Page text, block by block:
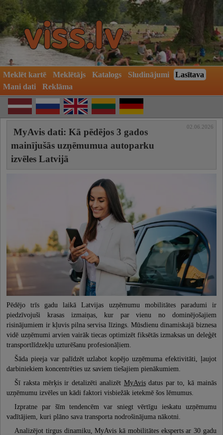
Meklēt kartē Meklētājs Katalogs Sludinājumi
Lasītava
Mani dati
Reklāma
MyAvis dati: Kā pēdējos 3 gados
mainījušās uzņēmumua autoparku
izvēles Latvijā
02.06.2026
Pēdējo trīs gadu laikā Latvijas uzņēmumu mobilitātes paradumi ir
piedzīvojuši krasas izmaiņas, kur par vienu no dominējošajiem
risinājumiem ir kļuvis pilna servisa līzings. Mūsdienu dinamiskajā biznesa
vidē uzņēmumi arvien vairāk tiecas optimizēt fiksētās izmaksas un deleģēt
transportlīdzekļu uzturēšanu profesionāļiem.
Šāda pieeja var palīdzēt uzlabot kopējo uzņēmuma efektivitāti, ļaujot
darbiniekiem koncentrēties uz saviem tiešajiem pienākumiem.
Šī raksta mērķis ir detalizēti analizēt MyAvisdatus par to, kā mainās
uzņēmumu izvēles un kādi faktori visbiežāk ietekmē šos lēmumus.
Izpratne par šīm tendencēm var sniegt vērtīgu ieskatu uzņēmumu
vadītājiem, kuri plāno sava transporta nodrošinājuma nākotni.
Analizējot tirgus dinamiku, MyAvis kā mobilitātes eksperts ar 30 gadu